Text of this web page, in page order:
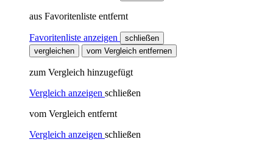
aus Favoritenliste entfernt
Favoritenliste anzeigen
schließen
vergleichen
vom Vergleich entfernen
zum Vergleich hinzugefügt
Vergleich anzeigen schließen
vom Vergleich entfernt
Vergleich anzeigen schließen